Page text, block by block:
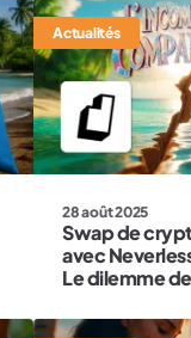
Actualités
28 août 2025
Swap de
avec
Le dilemme